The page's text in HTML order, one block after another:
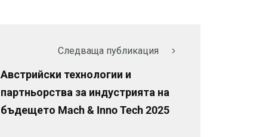
Следваща публикация
Австрийски технологии и
партньорства за индустрията на
бъдещето Mach & Inno Tech 2025